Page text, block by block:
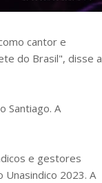
cantor e
do Brasil", disse a
Santiago. A
e gestores
2023. A